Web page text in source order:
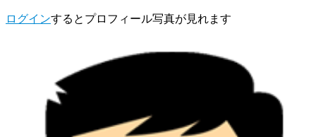
ログインするとプロフィール写真が見れます